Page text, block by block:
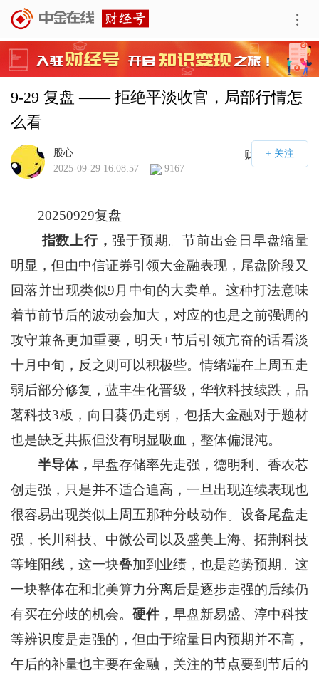
9-29 复盘 —— 拒绝平淡收官，局部行情怎
么看
财经号APP
股心
2025-09-29 16:08:57
9167
20250929复盘
指数上行，强于预期。节前出金日早盘缩量
明显，但由中信证券引领大金融表现，尾盘阶段又
回落并出现类似9月中旬的大卖单。这种打法意味
着节前节后的波动会加大，对应的也是之前强调的
攻守兼备更加重要，明天+节后引领亢奋的话看淡
十月中旬，反之则可以积极些。情绪端在上周五走
弱后部分修复，蓝丰生化晋级，华软科技续跌，品
茗科技3板，向日葵仍走弱，包括大金融对于题材
也是缺乏共振但没有明显吸血，整体偏混沌。
半导体， 早盘存储率先走强，德明利、香农芯
创走强，只是并不适合追高，一旦出现连续表现也
很容易出现类似上周五那种分歧动作。设备尾盘走
强，长川科技、中微公司以及盛美上海、拓荆科技
等堆阳线，这一块叠加到业绩，也是趋势预期。这
一块整体在和北美算力分离后是逐步走强的后续仍
有买在分歧的机会。 硬件，早盘新易盛、淳中科技
等辨识度是走强的，但由于缩量日内预期并不高，
午后的补量也主要在金融，关注的节点要到节后的